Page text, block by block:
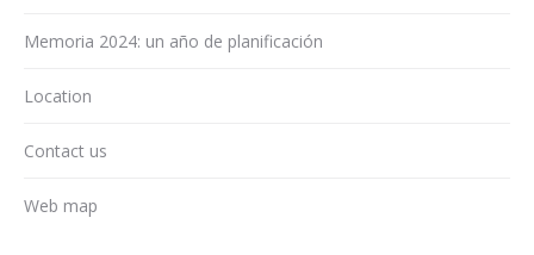
Memoria 2024: un año de planificación
Location
Contact us
Web map